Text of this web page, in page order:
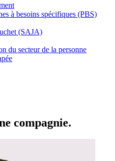
à besoins spécifiques (PBS)
(SAJA)
du secteur de la personne
compagnie.